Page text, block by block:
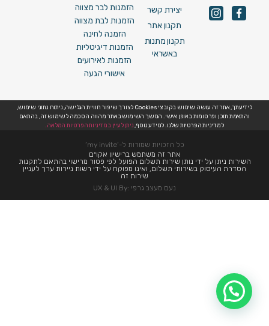
יצירת קשר
תקנון אתר
תקנון מתנות
באשראי
הזמנות לבר מצווה
הזמנות לבת מצווה
הזמנה לחינה
הזמנות דיגיטליות
הזמנות לאירועים
אישורי הגעה
לידיעתך, אתר זה עושה שימוש בקובצי Cookies לצורך שיפור חוויית הגלישה, ניתוח נתוני שימוש,
והתאמת תוכן ופרסומות באופן אישי. המשך השימוש באתר מהווה הסכמה לשימוש זה, בהתאם
למדיניות הפרטיות שלנו. למידע נוסף,ניתן לעיין במדיניות הפרטיות המלאה.
כל הזכויות שמורות ל-’my invite’
אתר זה משתמש ברישיון אקו״ם
השירות ניתן על ידי נותן שירות תשלום הפועל לפי פטור מרישוי בהתאם לתקנות
הסדרת העיסוק בשירותי תשלום, ואינו מפוקח על ידי רשות ניירות ערך לעניין
שירות זה
נעם מעצב גרפי :UX & UI By